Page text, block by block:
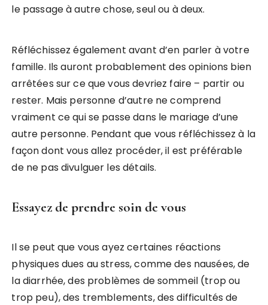
le passage à autre chose, seul ou à deux.
Réfléchissez également avant d’en parler à votre
famille. Ils auront probablement des opinions bien
arrêtées sur ce que vous devriez faire – partir ou
rester. Mais personne d’autre ne comprend
vraiment ce qui se passe dans le mariage d’une
autre personne. Pendant que vous réfléchissez à la
façon dont vous allez procéder, il est préférable
de ne pas divulguer les détails.
Essayez de prendre soin de vous
Il se peut que vous ayez certaines réactions
physiques dues au stress, comme des nausées, de
la diarrhée, des problèmes de sommeil (trop ou
trop peu), des tremblements, des difficultés de